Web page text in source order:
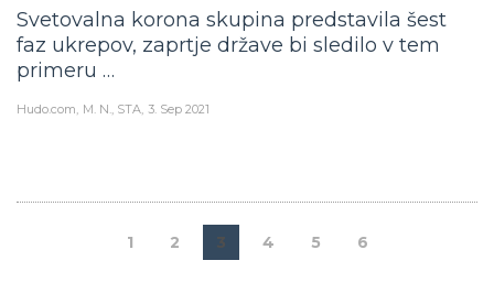
Svetovalna korona skupina predstavila šest
faz ukrepov, zaprtje države bi sledilo v tem
primeru …
Hudo.com M. N., STA 3. Sep 2021
1 2 3 4 5 6